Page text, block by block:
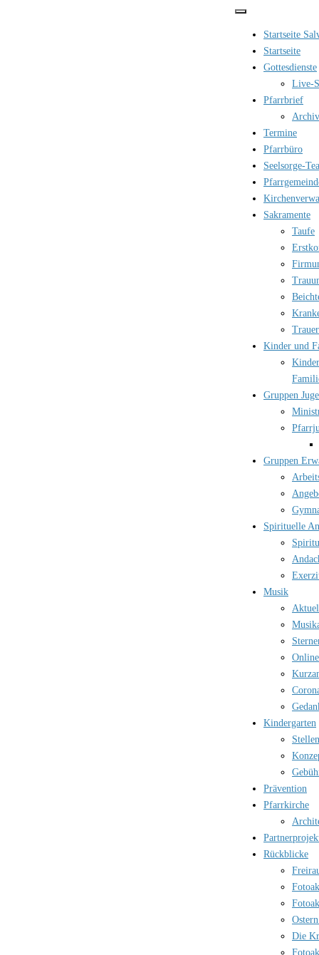
Startseite
Startseite
Gottesdienste
Live-
Pfarrbrief
Termine
Pfarrbüro
Seelsorge-
Sakramente
Taufe
Kinder und
Gruppen
Gruppen
Spirituelle
Musik
Kindergarten
Prävention
Pfarrkirche
Rückblicke
Die